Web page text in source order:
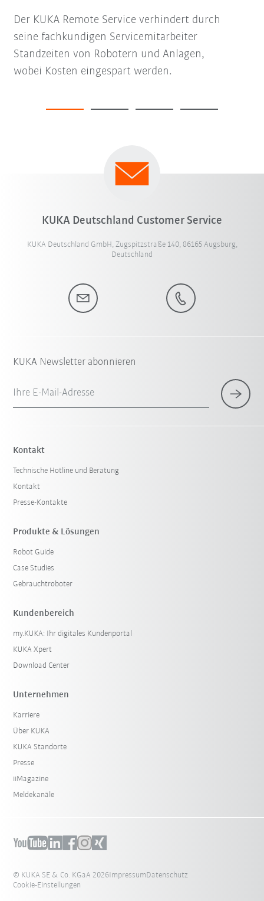
Der KUKA Remote Service verhindert durch
seine fachkundigen Servicemitarbeiter
Standzeiten von Robotern und Anlagen,
wobei Kosten eingespart werden.
KUKA Deutschland Customer Service
KUKA Deutschland GmbH, Zugspitzstraße 140, 86165 Augsburg,
Deutschland
KUKA Newsletter abonnieren
Ihre E-Mail-Adresse
Kontakt
Technische Hotline und Beratung
Kontakt
Presse-Kontakte
Produkte & Lösungen
Robot Guide
Case Studies
Gebrauchtroboter
Kundenbereich
my.KUKA: Ihr digitales Kundenportal
KUKA Xpert
Download Center
Unternehmen
Karriere
Über KUKA
KUKA Standorte
Presse
iiMagazine
Meldekanäle
© KUKA SE & Co. KGaA 2026ImpressumDatenschutz
Cookie-Einstellungen